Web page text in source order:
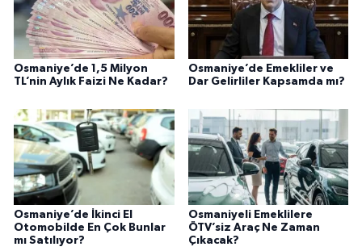
Osmaniye’de 1,5 Milyon
TL’nin Aylık Faizi Ne Kadar?
Osmaniye’de Emekliler ve
Dar Gelirliler Kapsamda mı?
Osmaniye’de İkinci El
Otomobilde En Çok Bunlar
mı Satılıyor?
Osmaniyeli Emeklilere
ÖTV’siz Araç Ne Zaman
Çıkacak?